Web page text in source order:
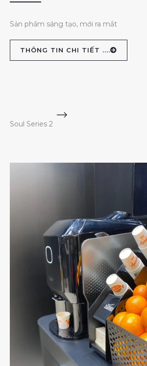
Sản phẩm sáng tạo, mới ra mắt
THÔNG TIN CHI TIẾT ....
Soul Series 2